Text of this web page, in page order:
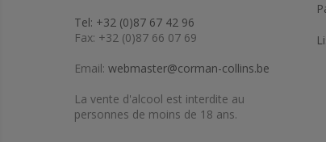
Tel: +32 (0)87 67 42 96
Fax: +32 (0)87 66 07 69
Email: webmaster@corman-collins.be
La vente d'alcool est interdite au
personnes de moins de 18 ans.